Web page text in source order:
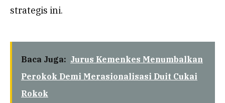
strategis ini.
Baca Juga: Jurus Kemenkes Menumbalkan
Perokok Demi Merasionalisasi Duit Cukai
Rokok